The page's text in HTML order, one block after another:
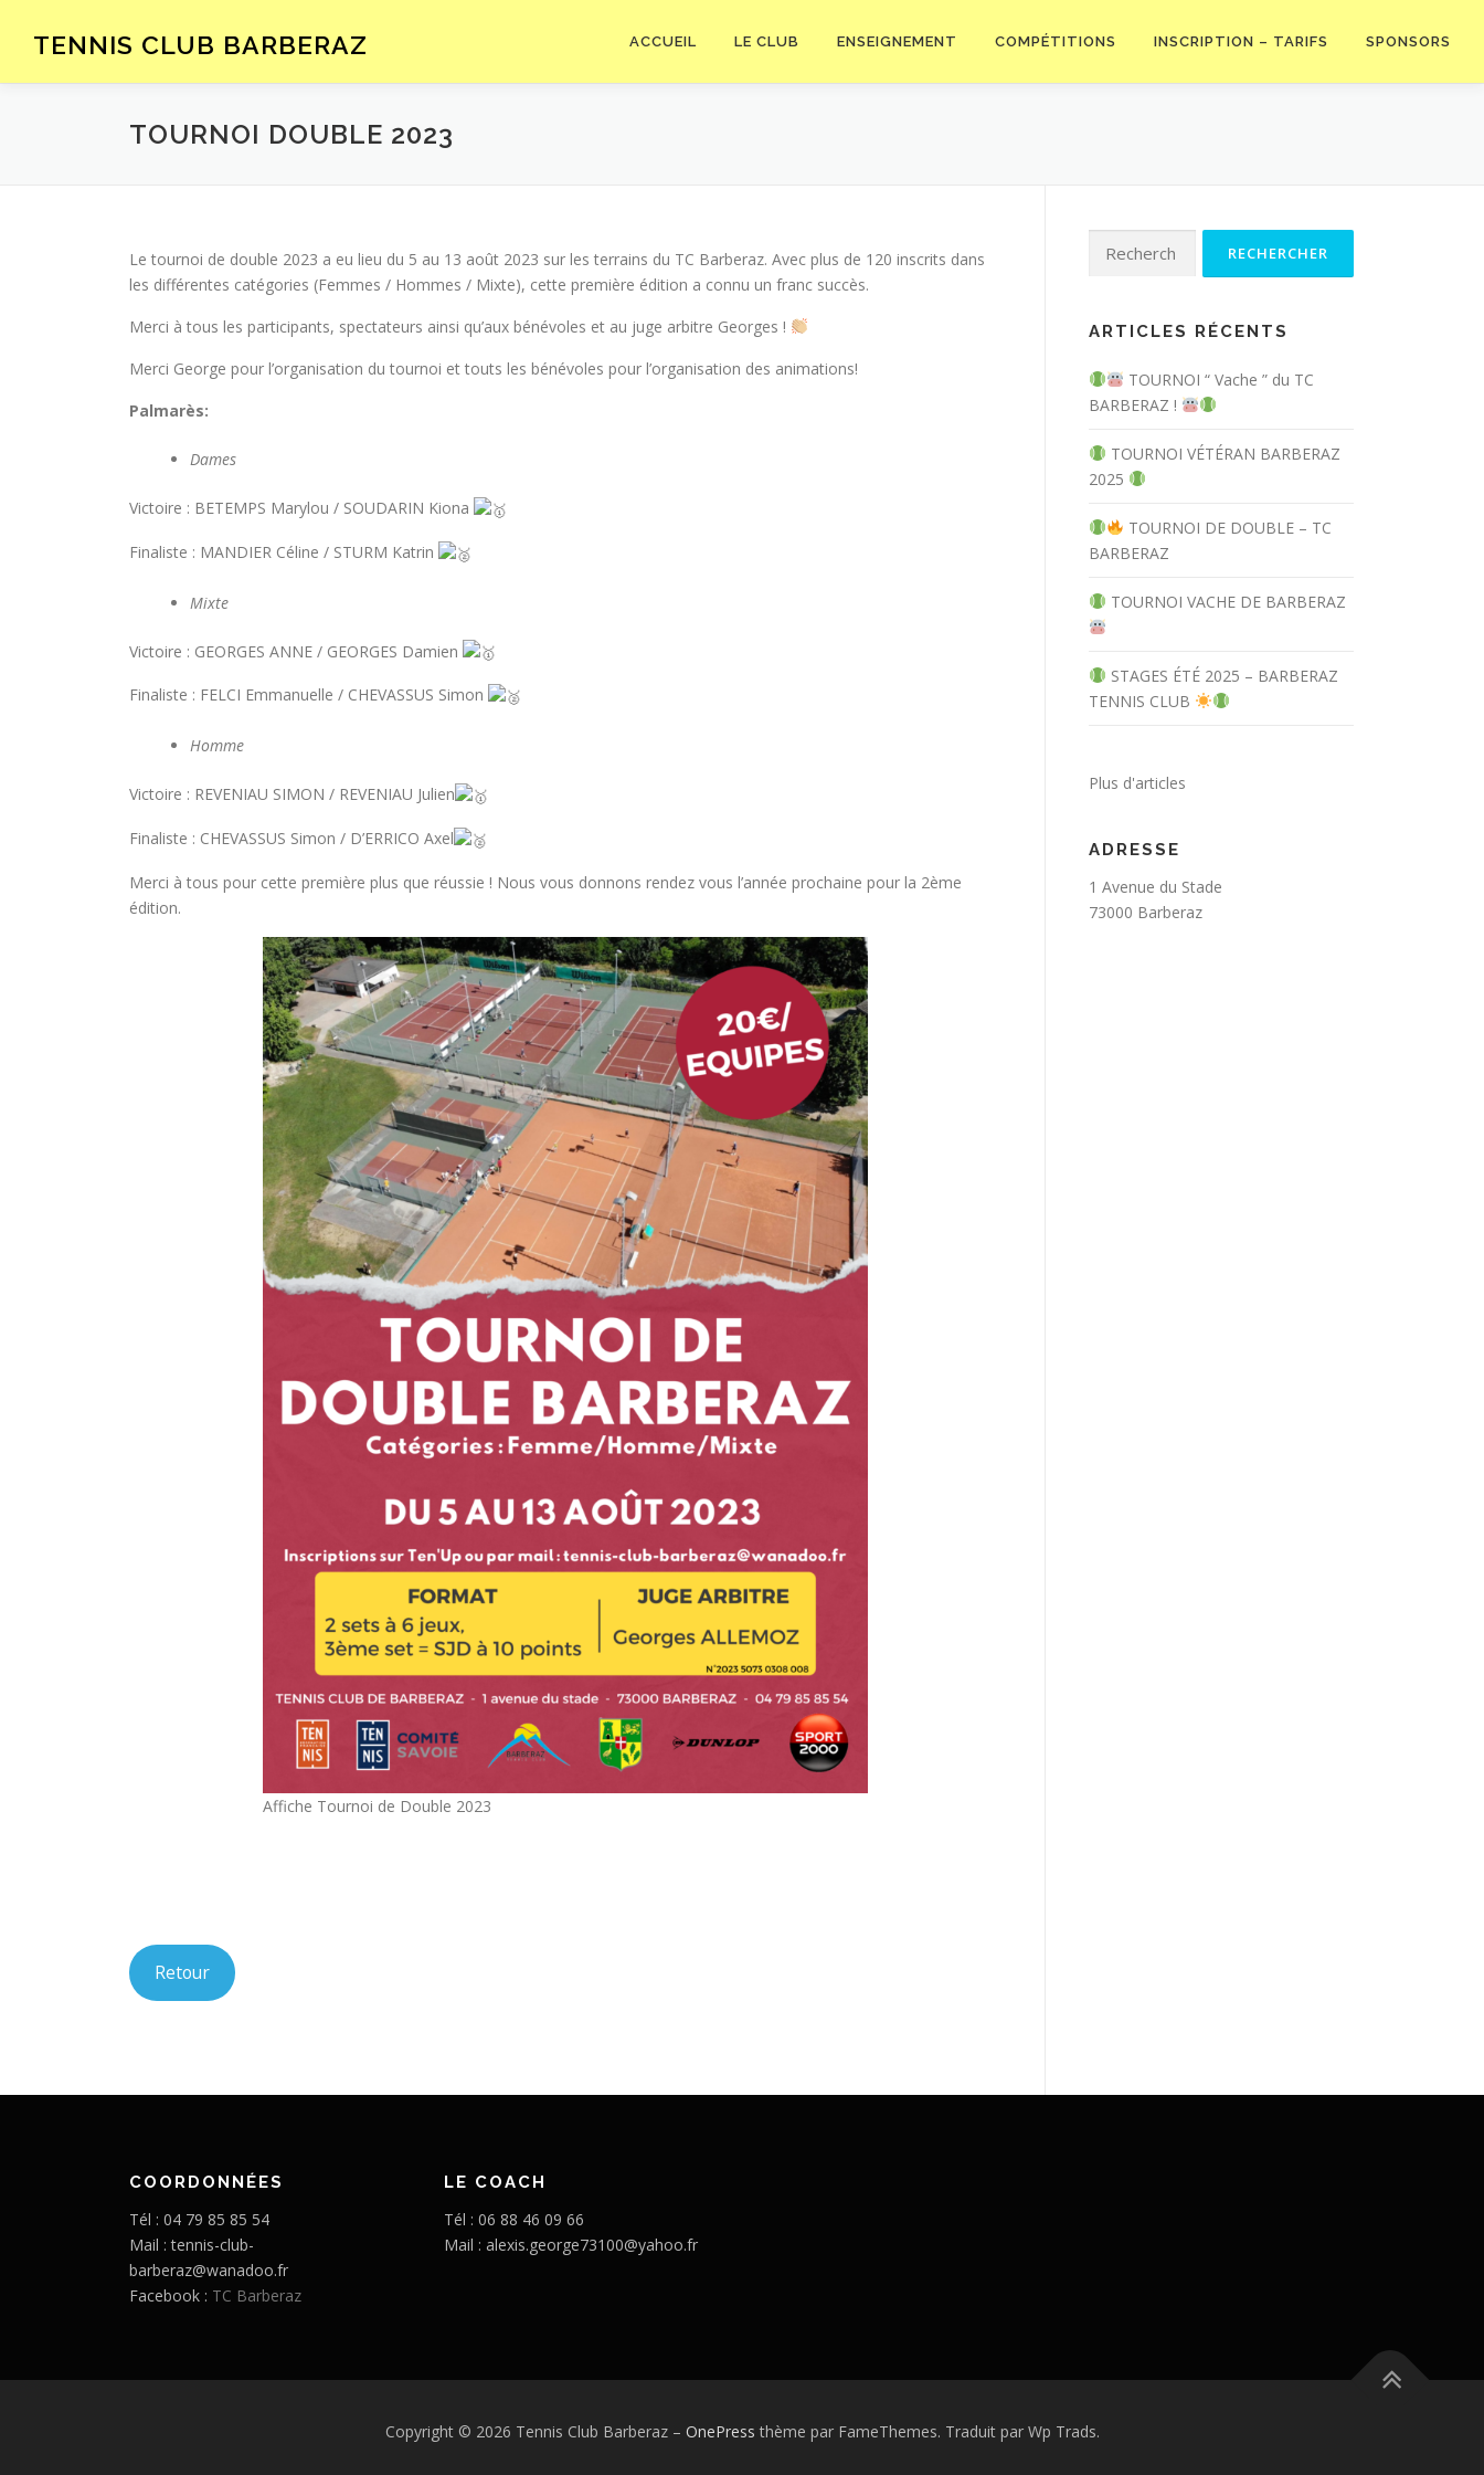
TENNIS CLUB BARBERAZ ACCUEIL LE CLUB ENSEIGNEMENT COMPÉTITIONS INSCRIPTION – TARIFS SPONSORS
TOURNOI DOUBLE 2023
Le tournoi de double 2023 a eu lieu du 5 au 13 août 2023 sur les terrains du TC Barberaz. Avec plus de 120 inscrits dans
les différentes catégories (Femmes / Hommes / Mixte), cette première édition a connu un franc succès.
Merci à tous les participants, spectateurs ainsi qu’aux bénévoles et au juge arbitre Georges !
Merci George pour l’organisation du tournoi et touts les bénévoles pour l’organisation des animations!
Palmarès:
Dames
Victoire : BETEMPS Marylou / SOUDARIN Kiona
Finaliste : MANDIER Céline / STURM Katrin
Mixte
Victoire : GEORGES ANNE / GEORGES Damien
Finaliste : FELCI Emmanuelle / CHEVASSUS Simon
Homme
Victoire : REVENIAU SIMON / REVENIAU Julien
Finaliste : CHEVASSUS Simon / D’ERRICO Axel
Merci à tous pour cette première plus que réussie ! Nous vous donnons rendez vous l’année prochaine pour la 2ème
édition.
Affiche Tournoi de Double 2023
Retour
ARTICLES RÉCENTS
TOURNOI “ Vache ” du TC
BARBERAZ !
TOURNOI VÉTÉRAN BARBERAZ
2025
TOURNOI DE DOUBLE – TC
BARBERAZ
TOURNOI VACHE DE BARBERAZ
STAGES ÉTÉ 2025 – BARBERAZ
TENNIS CLUB
Plus d'articles
ADRESSE
1 Avenue du Stade
73000 Barberaz
COORDONNÉES
Tél : 04 79 85 85 54
Mail : tennis-club-
barberaz@wanadoo.fr
Facebook : TC Barberaz
LE COACH
Tél : 06 88 46 09 66
Mail : alexis.george73100@yahoo.fr
Copyright © 2026 Tennis Club Barberaz – OnePress thème par FameThemes. Traduit par Wp Trads.